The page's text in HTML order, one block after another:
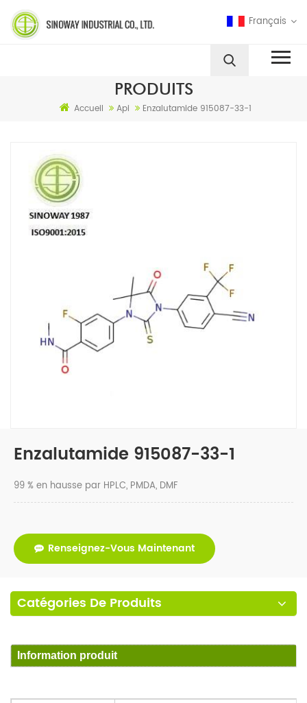
Français
PRODUITS
Accueil Api Enzalutamide 915087-33-1
Enzalutamide 915087-33-1
99 % en hausse par HPLC, PMDA, DMF
Renseignez-Vous Maintenant
Catégories De Produits
Information produit